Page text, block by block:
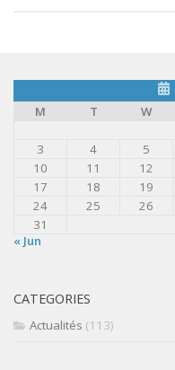
M
T W
3
4 5
10
11 12
17
18 19
24
25 26
31
« Jun
CATEGORIES
Actualités (113)